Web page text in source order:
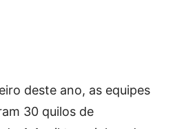
deste ano, as equipes
30 quilos de